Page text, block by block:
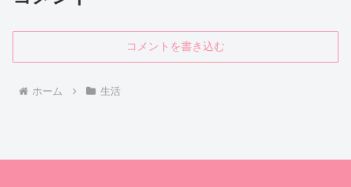
コメントを書き込む
ホーム 生活